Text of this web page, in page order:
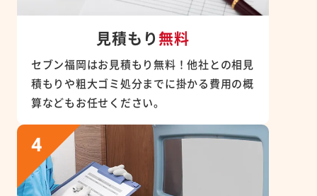
見積もり無料
セブン福岡はお見積もり無料！他社との相見
積もりや粗大ゴミ処分までに掛かる費用の概
算などもお任せください。